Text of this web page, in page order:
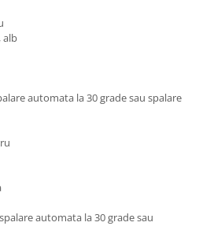
alb
automata la 30 grade sau spalare
spalare automata la 30 grade sau